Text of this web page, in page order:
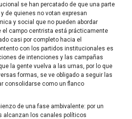
se han percatado de que una parte
de quienes no votan expresan
y social que no pueden abordar
el campo centrista está prácticamente
casi por completo hacia el
con los partidos institucionales es
de intenciones y las campañas
la gente vuelva a las urnas, por lo que
formas, se ve obligado a seguir las
consolidarse como un flanco
de una fase ambivalente: por un
alcanzan los canales políticos